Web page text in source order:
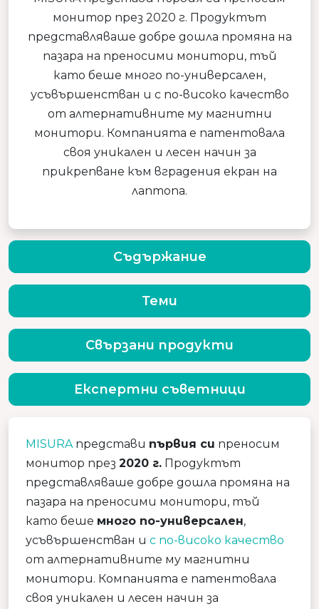
монитор през 2020 г. Продуктът
представляваше добре дошла промяна на
пазара на преносими монитори, тъй
като беше много по-универсален,
усъвършенстван и с по-високо качество
от алтернативните му магнитни
монитори. Компанията е патентовала
своя уникален и лесен начин за
прикрепване към вградения екран на
лаптопа.
MISURA представи първия си преносим
монитор през 2020 г. Продуктът
представляваше добре дошла промяна на
пазара на преносими монитори, тъй
като беше много по-универсален,
усъвършенстван и с по-високо качество
от алтернативните му магнитни
монитори. Компанията е патентовала
своя уникален и лесен начин за
Съдържание
Теми
Свързани продукти
Експертни съветници